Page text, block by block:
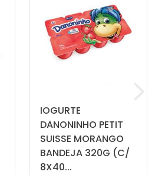
IOGURTE
DANONINHO PETIT
SUISSE MORANGO
BANDEJA 320G (C/
8X40...